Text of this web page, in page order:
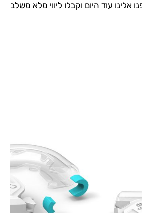
עוד היום וקבלו ליווי מלא משלב